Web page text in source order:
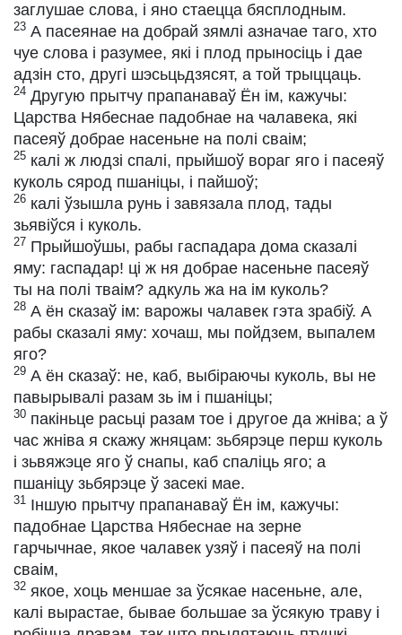
заглушае слова, і яно стаецца бясплодным.
23 А пасеянае на добрай зямлі азначае таго, хто
чуе слова і разумее, які і плод прыносіць і дае
адзін сто, другі шэсьцьдзясят, а той трыццаць.
24 Другую прытчу прапанаваў Ён ім, кажучы:
Царства Нябеснае падобнае на чалавека, які
пасеяў добрае насеньне на полі сваім;
25 калі ж людзі спалі, прыйшоў вораг яго і пасеяў
куколь сярод пшаніцы, і пайшоў;
26 калі ўзышла рунь і завязала плод, тады
зьявіўся і куколь.
27 Прыйшоўшы, рабы гаспадара дома сказалі
яму: гаспадар! ці ж ня добрае насеньне пасеяў
ты на полі тваім? адкуль жа на ім куколь?
28 А ён сказаў ім: варожы чалавек гэта зрабіў. А
рабы сказалі яму: хочаш, мы пойдзем, выпалем
яго?
29 А ён сказаў: не, каб, выбіраючы куколь, вы не
павырывалі разам зь ім і пшаніцы;
30 пакіньце расьці разам тое і другое да жніва; а ў
час жніва я скажу жняцам: зьбярэце перш куколь
і зьвяжэце яго ў снапы, каб спаліць яго; а
пшаніцу зьбярэце ў засекі мае.
31 Іншую прытчу прапанаваў Ён ім, кажучы:
падобнае Царства Нябеснае на зерне
гарчычнае, якое чалавек узяў і пасеяў на полі
сваім,
32 якое, хоць меншае за ўсякае насеньне, але,
калі вырастае, бывае большае за ўсякую траву і